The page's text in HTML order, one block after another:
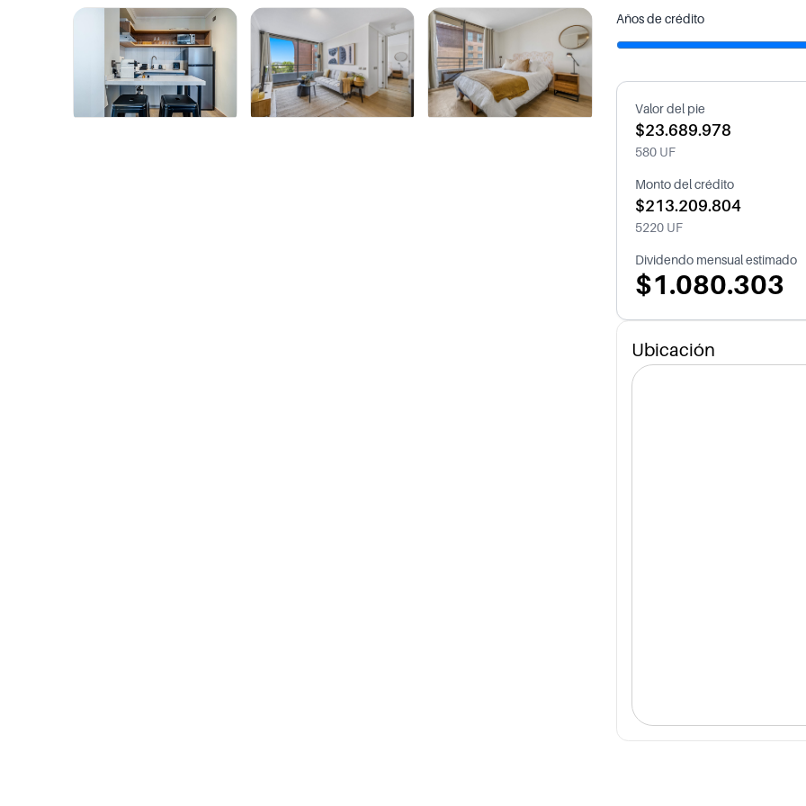
Años de crédito
Valor del pie
$23.689.978
580 UF
Monto del crédito
$213.209.804
5220 UF
Dividendo mensual estimado
$1.080.303
Ubicación